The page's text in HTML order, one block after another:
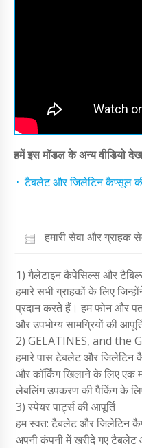
हमें इस मॉडल के अन्य वीडियो
टैबलेट और जिलेटिन कैप्सूल
हमारी सेवा और ग्राहक
1) गैलेटाइन कैपेसिल्स और
हमारे सभी ग्राहकों के लिए
प्रदान करते हैं। हम फोन और
और उपभोग्य सामग्रियों की
2) GELATINES, and the
हमारे पास टेबलेट और
और कॉर्किंग खिलाने के लिए एक
लेबलिंग उपकरण की पैकिंग के
3) स्पेयर पार्ट्स की आपूर्ति
हम स्वत: टैबलेट और जिलेटिन
अपनी कंपनी में खरीदे गए टैबलेट